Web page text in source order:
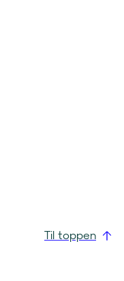
Til toppen